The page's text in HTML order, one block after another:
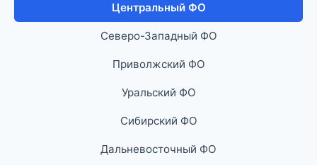
Центральный ФО
Северо-Западный ФО
Приволжский ФО
Уральский ФО
Сибирский ФО
Дальневосточный ФО